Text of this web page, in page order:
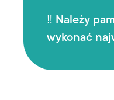
‼️ Należy
wykonać